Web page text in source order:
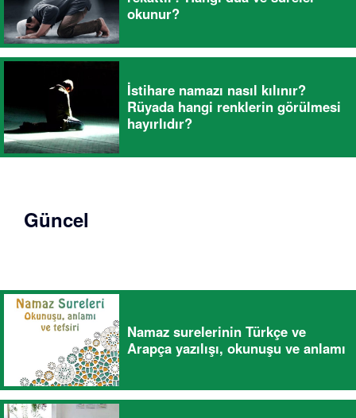
okunur?
İstihare namazı nasıl kılınır?
Rüyada hangi renklerin görülmesi
hayırlıdır?
Güncel
Namaz surelerinin Türkçe ve
Arapça yazılışı, okunuşu ve anlamı